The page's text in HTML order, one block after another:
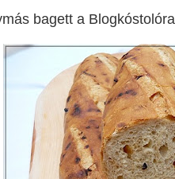
bagett a Blogkóstolóra